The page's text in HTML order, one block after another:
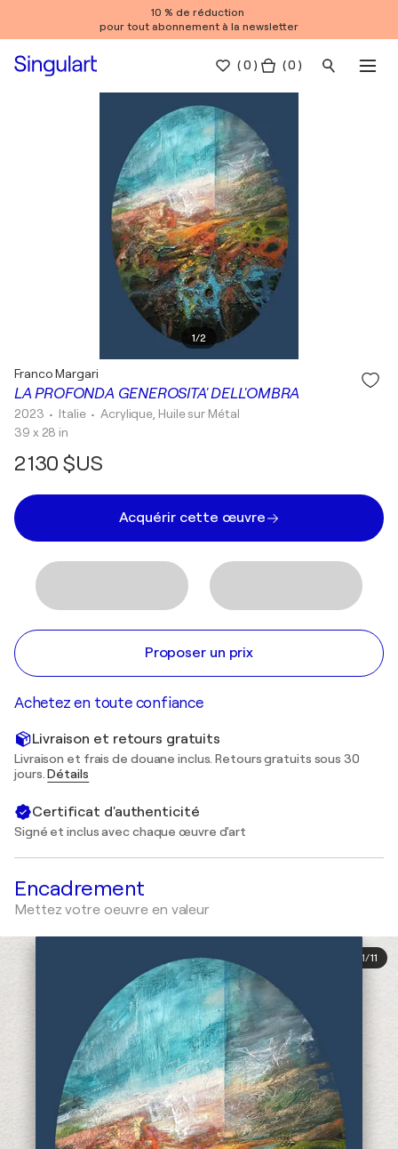
10 % de réduction
pour tout abonnement à la newsletter
(0 ) ( 0 )
1/2
LA PROFONDA GENEROSITA' DELL'OMBRA
Franco Margari
2023 • Italie •Acrylique, Huile sur Métal
39 x 28 in
2 130 $US
Acquérir cette œuvre
Proposer un prix
Achetez en toute confiance
Livraison et retours gratuits
Livraison et frais de douane inclus. Retours gratuits sous 30
jours.Détails
Certificat d'authenticité
Signé et inclus avec chaque œuvre d'art
Encadrement
Mettez votre oeuvre en valeur
1/11